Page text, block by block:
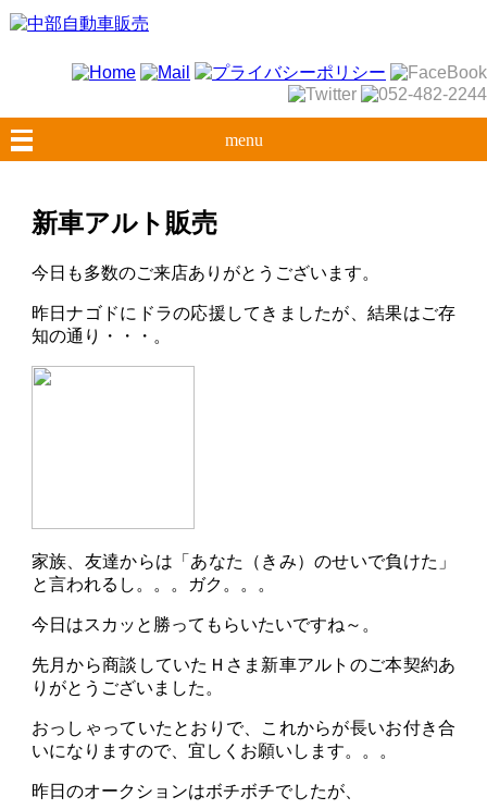
menu
新車アルト販売
今日も多数のご来店ありがとうございます。
昨日ナゴドにドラの応援してきましたが、結果はご存
知の通り・・・。
家族、友達からは「あなた（きみ）のせいで負けた」
と言われるし。。。ガク。。。
今日はスカッと勝ってもらいたいですね～。
先月から商談していたＨさま新車アルトのご本契約あ
りがとうございました。
おっしゃっていたとおりで、これからが長いお付き合
いになりますので、宜しくお願いします。。。
昨日のオークションはボチボチでしたが、